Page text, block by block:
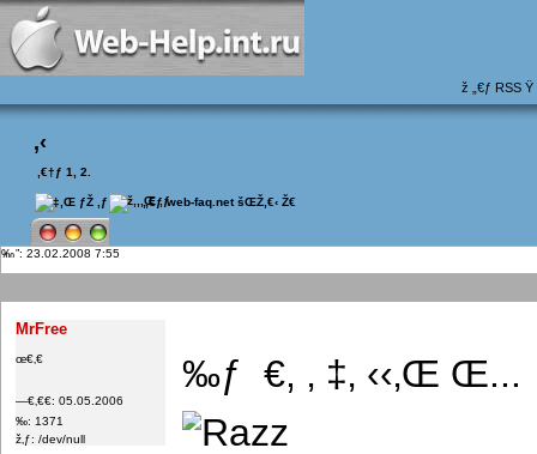
ž „€ƒ RSS Ÿ
‚‹
 ‚€†ƒ 1,2
 „€ƒ web-faq.net šŒŽ‚€‹ Ž€
”: 23.02.2008 7:55
MrFree
œ€‚€
—€‚€€: 05.05.2006
‰: 1371
ž‚ƒ: /dev/null
‰ƒ  €, ‚ ‡‚ ‹‹‚Œ Œ...